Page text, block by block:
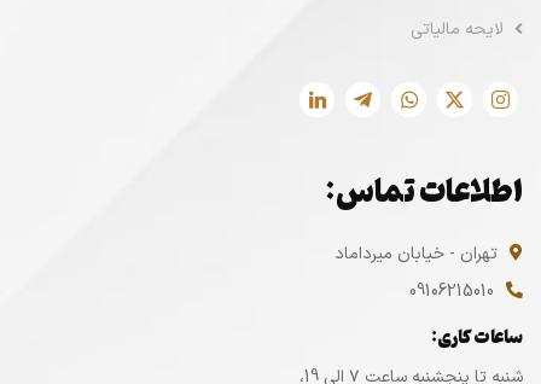
لایحه مالیاتی
اطلاعات تماس:
تهران - خیابان میرداماد
09106215010
ساعات کاری:
شنبه تا پنجشنبه ساعت ۷ الی 19،